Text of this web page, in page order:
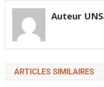
propositions de
modification aux
contrats portant sur le
partage…
Auteur
ARTICLES SIMILAIRES